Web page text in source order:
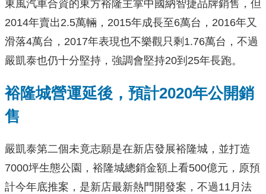
東風汽車合資的東方裕隆主掌中國納智捷品牌銷售，但
2014年賣出2.5萬輛，2015年成長至6萬台，2016年又
滑落4萬台，2017年表現也不樂觀只剩1.76萬台，不過
嚴凱泰也仍十分堅持，強調會堅持20到25年長跑。
裕隆城營運延後，預計2020年公開銷
售
嚴凱泰第二個未竟志願是在新店發展裕隆城，並打造
7000坪生態公園，裕隆城總銷金額上看500億元，原預
計今年底推案，是新店最新熱門開發案，不過11月法